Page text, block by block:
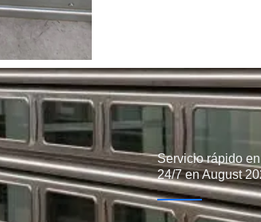
Servicio rápido
24/7 en August